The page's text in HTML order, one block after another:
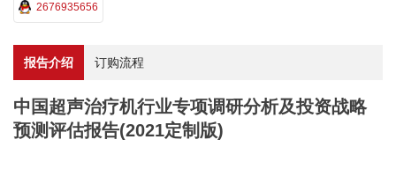
2676935656
报告介绍 订购流程
中国超声治疗机行业专项调研分析及投资战略
预测评估报告(2021定制版)